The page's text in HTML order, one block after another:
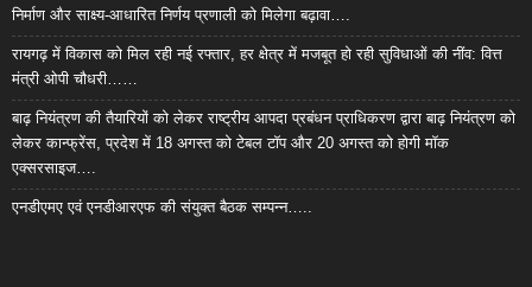
निर्माण और साक्ष्य-आधारित निर्णय प्रणाली को मिलेगा बढ़ावा….
रायगढ़ में विकास को मिल रही नई रफ्तार, हर क्षेत्र में मजबूत हो रही सुविधाओं की नींव: वित्त
मंत्री ओपी चौधरी……
बाढ़ नियंत्रण की तैयारियों को लेकर राष्ट्रीय आपदा प्रबंधन प्राधिकरण द्वारा बाढ़ नियंत्रण को
लेकर कान्फ्रेंस, प्रदेश में 18 अगस्त को टेबल टॉप और 20 अगस्त को होगी मॉक
एक्सरसाइज….
एनडीएमए एवं एनडीआरएफ की संयुक्त बैठक सम्पन्न…..